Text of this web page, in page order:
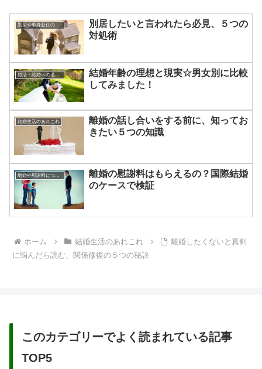
別居や単身赴任のアドバイス
別居したいと言われたら必見、５つの
対処術
婚活・結婚への道のり
結婚年齢の理想と現実☆男女別に比較
してみました！
結婚生活のあれこれ
離婚の話し合いをする前に、知ってお
きたい５つの知識
離婚の慰謝料はもらえるの？国際結婚
のケースで検証
ホーム 結婚生活のあれこれ
離婚したくないと真剣
に悩んだら読む、関係修復の５つの秘訣
このカテゴリーでよく読まれている記事
TOP5